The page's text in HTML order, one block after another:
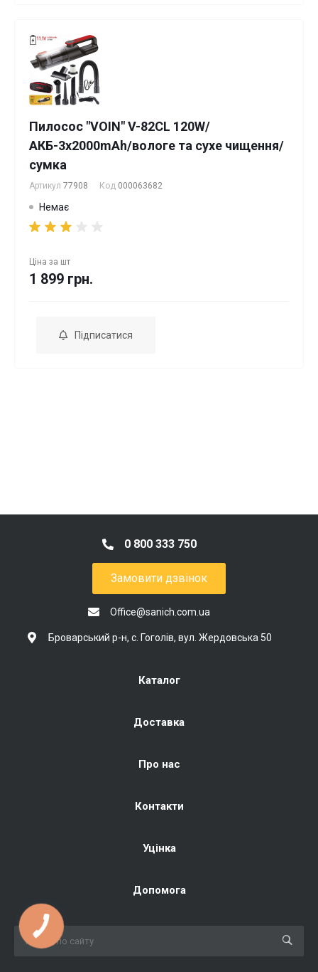
Пилосос "VOIN" V-82CL 120W/
АКБ-3x2000mAh/вологе та сухе чищення/
сумка
Артикул 77908 Код 000063682
Немає
Ціна за шт
1 899 грн.
Підписатися
0 800 333 750
Замовити дзвінок
Office@sanich.com.ua
Броварський р-н, с. Гоголів, вул. Жердовська 50
Каталог
Доставка
Про нас
Контакти
Уцінка
Допомога
КНОПКА
ЗВ'ЯЗКУ